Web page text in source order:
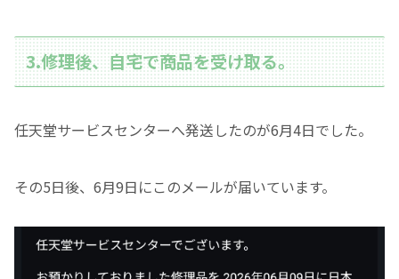
3.修理後、自宅で商品を受け取る。
任天堂サービスセンターへ発送したのが6月4日でした。
その5日後、6月9日にこのメールが届いています。